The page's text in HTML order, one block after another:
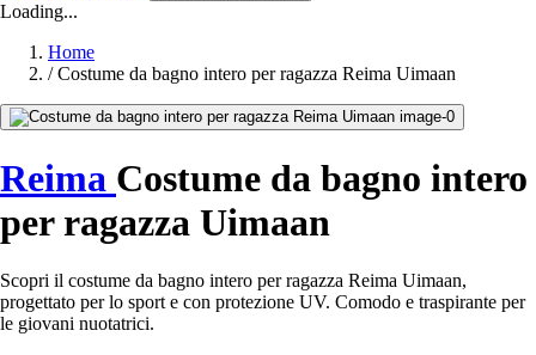
Loading...
Home
/ Costume da bagno intero per ragazza Reima Uimaan
Reima Costume da bagno intero
per ragazza Uimaan
Scopri il costume da bagno intero per ragazza Reima Uimaan,
progettato per lo sport e con protezione UV. Comodo e traspirante per
le giovani nuotatrici.